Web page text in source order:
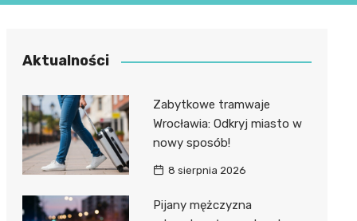
miasta
Policja
Aktualności
Zabytkowe tramwaje
Wrocławia: Odkryj miasto w
nowy sposób!
8 sierpnia 2026
Pijany mężczyzna